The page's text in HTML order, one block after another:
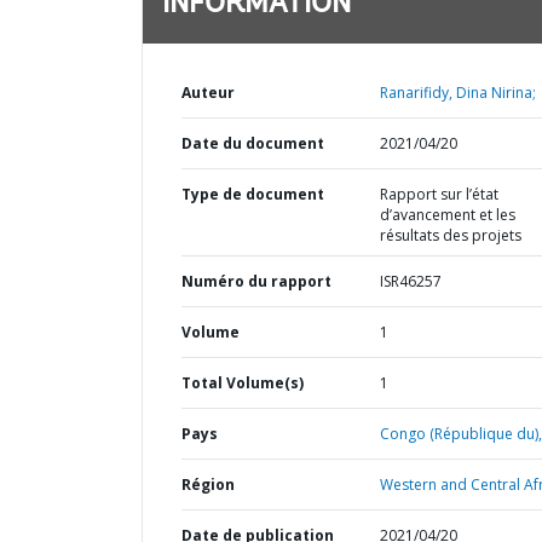
Auteur Ranarifidy, Dina Nirina;
Date du document 2021/04/20
Type de document
Rapport sur l’état
d’avancement et les
résultats des projets
Numéro du rapport ISR46257
Volume 1
Total Volume(s) 1
Pays Congo (République du),
Région Western and Central
Date de publication 2021/04/20